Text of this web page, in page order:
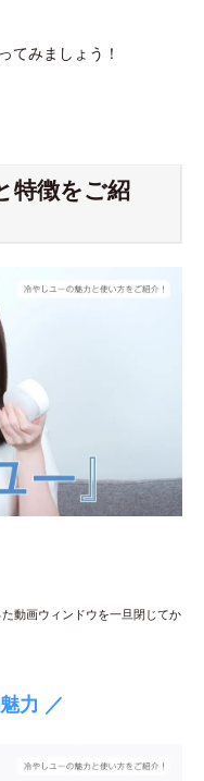
てみましょう！
特徴をご紹
動画ウィンドウを一旦閉じてか
力 ／